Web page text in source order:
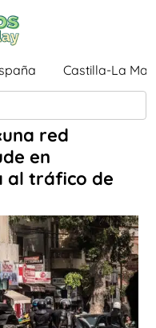
Castilla-La
red
en
al tráfico de